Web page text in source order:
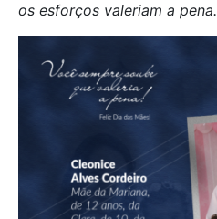
os esforços valeriam a pena.